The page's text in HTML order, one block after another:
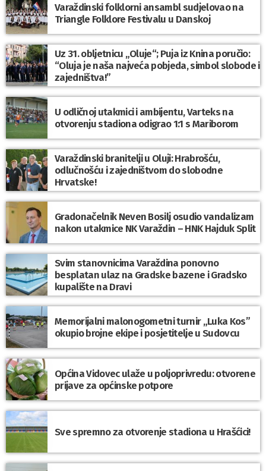
Varaždinski folklorni ansambl sudjelovao na
Triangle Folklore Festivalu u Danskoj
Uz 31. obljetnicu „Oluje“; Puja iz Knina poručio:
“Oluja je naša najveća pobjeda, simbol slobode i
zajedništva!”
U odličnoj utakmici i ambijentu, Varteks na
otvorenju stadiona odigrao 1:1 s Mariborom
Varaždinski branitelji u Oluji: Hrabrošću,
odlučnošću i zajedništvom do slobodne
Hrvatske!
Gradonačelnik Neven Bosilj osudio vandalizam
nakon utakmice NK Varaždin – HNK Hajduk Split
Svim stanovnicima Varaždina ponovno
besplatan ulaz na Gradske bazene i Gradsko
kupalište na Dravi
Memorijalni malonogometni turnir „Luka Kos”
okupio brojne ekipe i posjetitelje u Sudovcu
Općina Vidovec ulaže u poljoprivredu: otvorene
prijave za općinske potpore
Sve spremno za otvorenje stadiona u Hrašćici!